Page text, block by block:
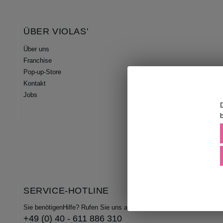
ÜBER VIOLAS'
Über uns
Franchise
Pop-up-Store
Kontakt
Jobs
SERVICE-HOTLINE
Sie benötigenHilfe? Rufen Sie uns an unter
+49 (0) 40 - 611 886 310